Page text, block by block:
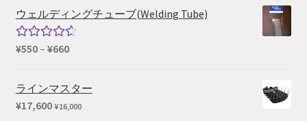
ウェルディングチューブ(Welding Tube)
5段階中
¥550– ¥660価
帯:
¥550
ラインマスター
¥17,600 ¥16,000